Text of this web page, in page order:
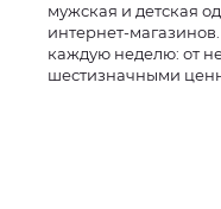
мужская и детская
интернет-
каждую неделю: от
шестизначными